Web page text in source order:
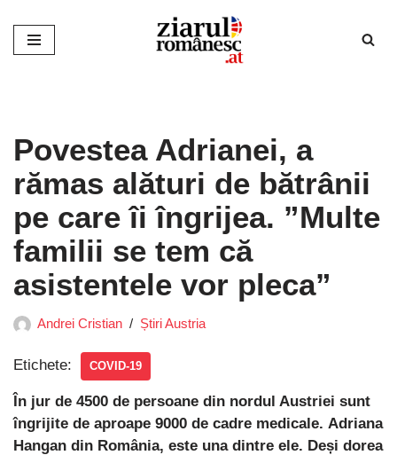
Sari
Povestea Adrianei, a
rămas alături de bătrânii
pe care îi îngrijea. ”Multe
familii se tem că
asistentele vor pleca”
Andrei Cristian Știri Austria
Etichete: COVID-19
În jur de 4500 de persoane din nordul Austriei sunt
îngrijite de aproape 9000 de cadre medicale. Adriana
Hangan din România, este una dintre ele. Deși dorea